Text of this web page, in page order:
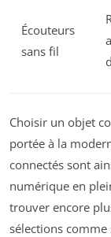
Écouteurs
sans fil
Choisir un objet
portée à la
connectés sont
numérique en
trouver encore
sélections comme